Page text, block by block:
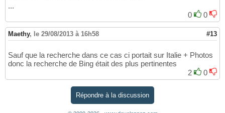
...
0
0
Maethy, le 29/08/2013 à 16h58 #13
Sauf que la recherche dans ce cas ci portait sur Italie + Photos
donc la recherche de Bing était des plus pertinentes
2
0
Répondre à la discussion